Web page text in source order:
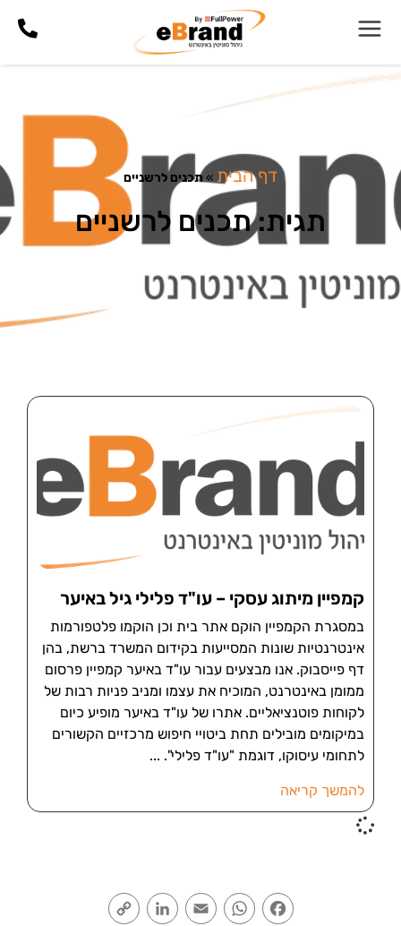
דף הבית »תכנים לרשניים
תגית: תכנים לרשניים
קמפיין מיתוג עסקי – עו"ד פלילי גיל באיער
במסגרת הקמפיין הוקם אתר בית וכן הוקמו פלטפורמות
אינטרנטיות שונות המסייעות בקידום המשרד ברשת, בהן
דף פייסבוק. אנו מבצעים עבור עו"ד באיער קמפיין פרסום
ממומן באינטרנט, המוכיח את עצמו ומניב פניות רבות של
לקוחות פוטנציאליים. אתרו של עו"ד באיער מופיע כיום
במיקומים מובילים תחת ביטויי חיפוש מרכזיים הקשורים
לתחומי עיסוקו, דוגמת "עו"ד פלילי".
להמשך קריאה
Facebook
WhatsApp
Email
LinkedIn